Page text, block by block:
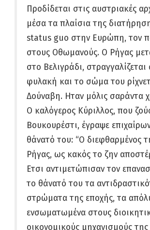
Προδίδεται στις αυστριακές
μέσα τα πλαίσια της
status guo στην Ευρώπη, τον
στους Οθωμανούς. Ο Ρήγας
στο Βελιγράδι, στραγγαλίζεται
φυλακή και το σώμα του
Δούναβη. Ηταν μόλις σαράντα
Ο καλόγερος Κύριλλος, που
Βουκουρέστι, έγραψε
θάνατό του: “Ο διεφθαρμένος
Ρήγας, ως κακός το ζην
Ετσι αντιμετώπισαν τον
το θάνατό του τα
στρώματα της εποχής, τα
ενσωματωμένα στους
οικονομικούς μηχανισμούς της